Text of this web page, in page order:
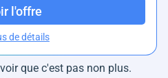
l'offre
de détails
que c'est pas non plus.